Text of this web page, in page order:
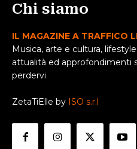
Chi siamo
IL MAGAZINE A TRAFFICO
Musica, arte e cultura,
attualità ed approfondimenti
perdervi
ZetaTiElle by ISO s.r.l